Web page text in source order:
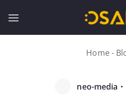
qua
Home-
neo-media ・